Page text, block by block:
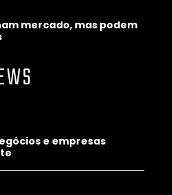
mercado, mas podem
e empresas